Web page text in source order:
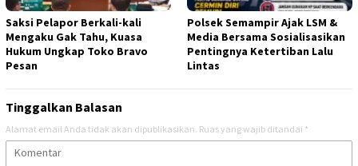
Saksi Pelapor Berkali-kali
Mengaku Gak Tahu, Kuasa
Hukum Ungkap Toko Bravo
Pesan
Polsek Semampir Ajak LSM &
Media Bersama Sosialisasikan
Pentingnya Ketertiban Lalu
Lintas
Tinggalkan Balasan
Alamat email Anda tidak akan dipublikasikan. Ruas yang wajib ditandai *